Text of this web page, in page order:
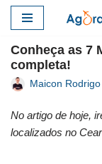
para
o
conteúdo
Conheça as 7
completa!
Maicon Rodrigo
No artigo de hoje,
localizados no